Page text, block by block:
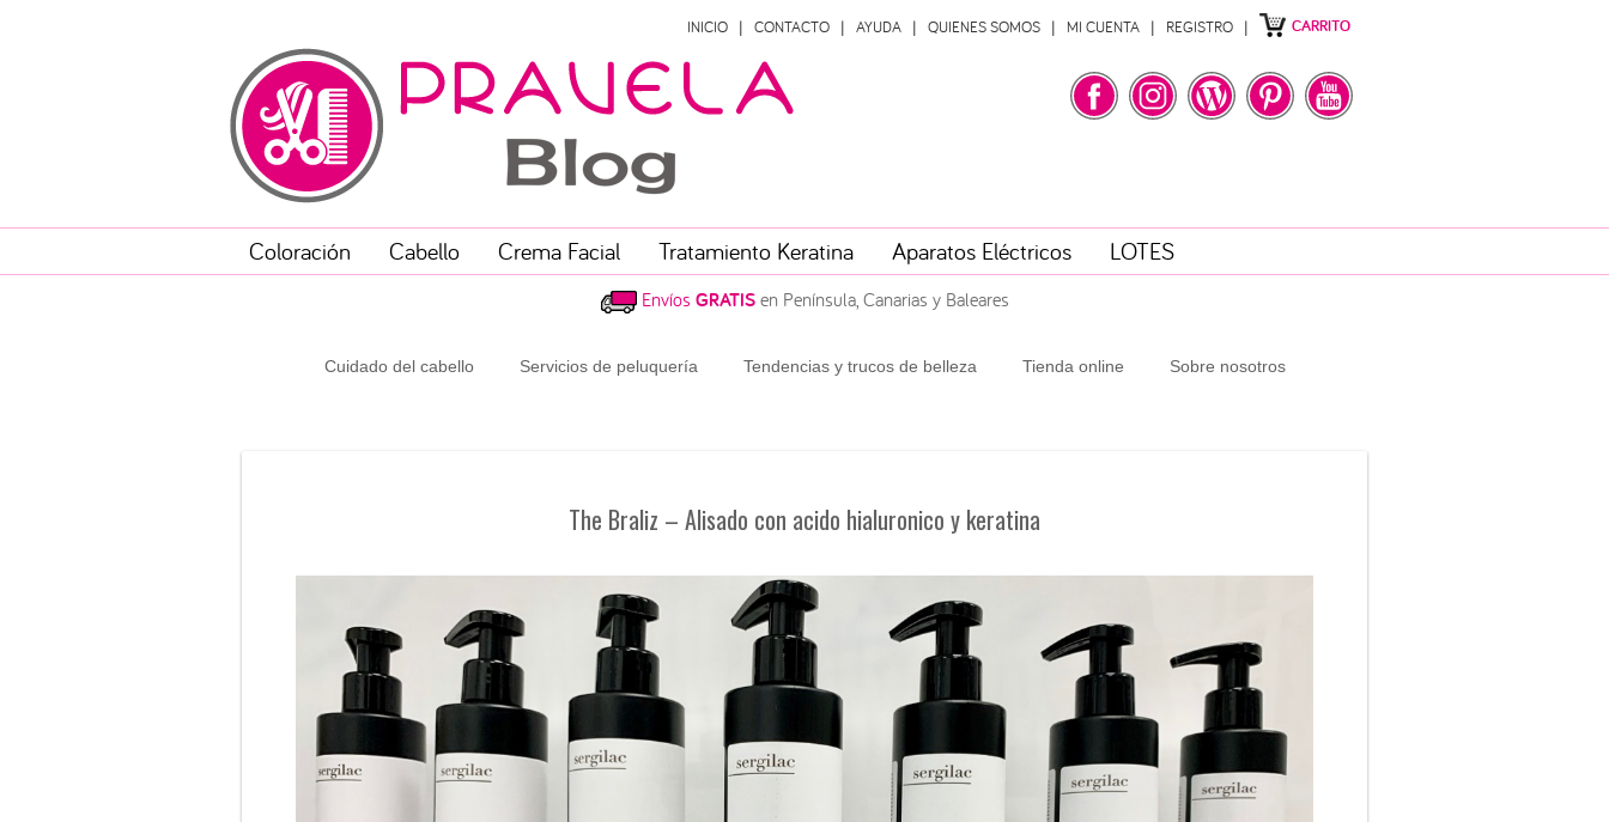
INICIO CONTACTO AYUDA QUIENES SOMOS MI CUENTA REGISTRO CARRITO
Coloración Cabello Crema Facial Tratamiento Keratina Aparatos Eléctricos LOTES
Envíos GRATISen Península, Canarias y Baleares
Cuidado del cabello Servicios de peluquería Tendencias y trucos de belleza Tienda online Sobre nosotros
The Braliz – Alisado con acido hialuronico y keratina